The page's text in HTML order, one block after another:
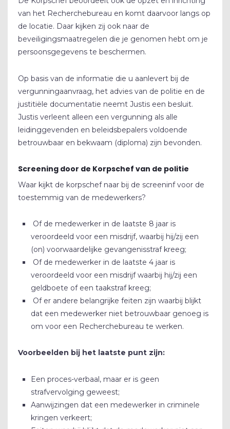
van het Recherchebureau en komt daarvoor langs op
de locatie. Daar kijken zij ook naar de
beveiligingsmaatregelen die je genomen hebt om je
persoonsgegevens te beschermen.
Op basis van de informatie die u aanlevert bij de
vergunningaanvraag, het advies van de politie en de
justitiële documentatie neemt Justis een besluit.
Justis verleent alleen een vergunning als alle
leidinggevenden en beleidsbepalers voldoende
betrouwbaar en bekwaam (diploma) zijn bevonden.
Screening door de Korpschef van de politie
Waar kijkt de korpschef naar bij de screeninf voor de
toestemmig van de medewerkers?
Of de medewerker in de laatste 8 jaar is
veroordeeld voor een misdrijf, waarbij hij/zij een
(on) voorwaardelijke gevangenisstraf kreeg;
Of de medewerker in de laatste 4 jaar is
veroordeeld voor een misdrijf waarbij hij/zij een
geldboete of een taakstraf kreeg;
Of er andere belangrijke feiten zijn waarbij blijkt
dat een medewerker niet betrouwbaar genoeg is
om voor een Recherchebureau te werken.
Voorbeelden bij het laatste punt zijn:
Een proces-verbaal, maar er is geen
strafvervolging geweest;
Aanwijzingen dat een medewerker in criminele
kringen verkeert;